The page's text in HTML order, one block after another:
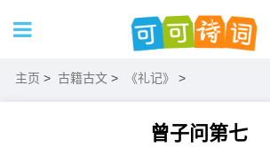
主页 > 古籍古文 > 《礼记》 >
曾子问第七